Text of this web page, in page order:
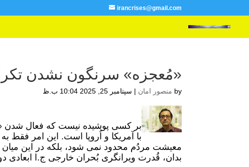
irancrises@gmail.com
«مُعجزه» سرنگون نشدن
by منصور امان | سپتامبر 25, 2025 10:04 ب.ظ
بر کسی پوشیده نیست که فعال شدن
با آمریکا و اُروپا است. این امر
معیشت مردُم محدود نمی شود، بلکه در این
بدان، قُدرت ویرانگری بُحران خارجی ج.ا ابعادی